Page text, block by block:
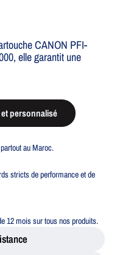
CANON PFI-
elle garantit une
et personnalisé
au Maroc.
stricts de performance et de
12 mois sur tous nos produits.